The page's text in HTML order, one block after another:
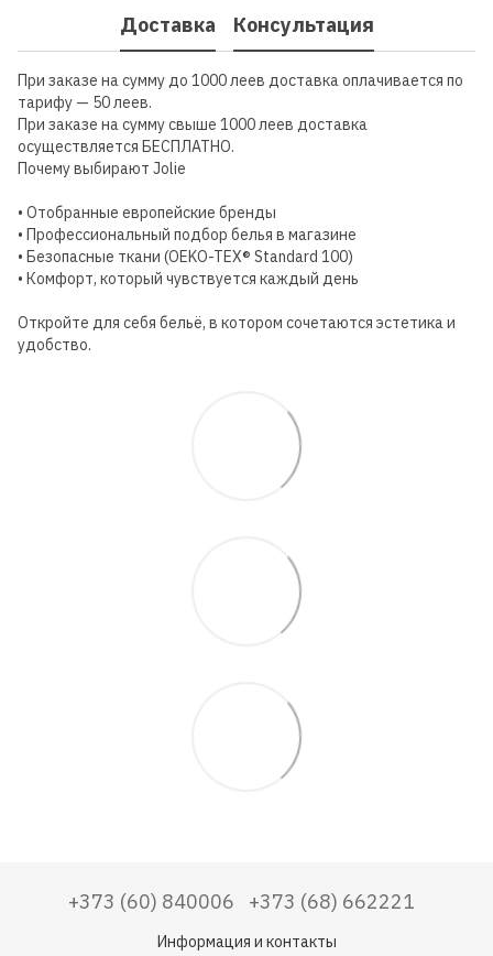
Доставка Консультация
При заказе на сумму до 1000 леев доставка оплачивается по
тарифу — 50 леев.
При заказе на сумму свыше 1000 леев доставка
осуществляется БЕСПЛАТНО.
Почему выбирают Jolie
• Отобранные европейские бренды
• Профессиональный подбор белья в магазине
• Безопасные ткани (OEKO-TEX® Standard 100)
• Комфорт, который чувствуется каждый день
Откройте для себя бельё, в котором сочетаются эстетика и
удобство.
+373 (60) 840006 +373 (68) 662221
Информация и контакты